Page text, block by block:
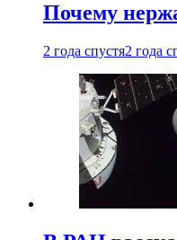
Почему
2 года спустя2 года